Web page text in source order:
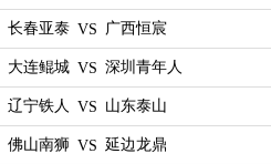
长春亚泰 VS 广西恒宸
大连鲲城 VS 深圳青年人
辽宁铁人 VS 山东泰山
佛山南狮 VS 延边龙鼎